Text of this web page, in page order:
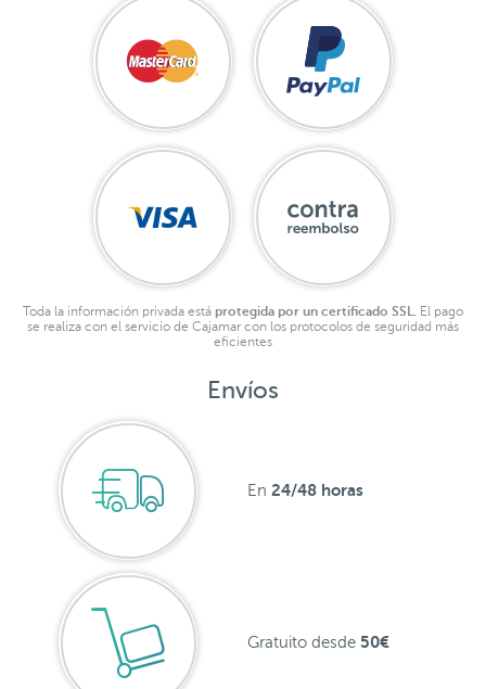
Toda la información privada está protegida por un certificado SSL. El pago
se realiza con el servicio de Cajamar con los protocolos de seguridad más
eficientes
Envíos
En 24/48 horas
Gratuito desde 50€